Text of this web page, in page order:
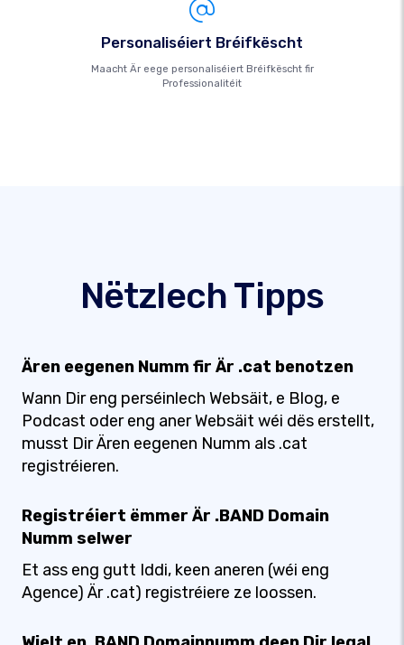
Personaliséiert Bréifkëscht
Maacht Är eege personaliséiert Bréifkëscht fir
Professionalitéit
Nëtzlech Tipps
Ären eegenen Numm fir Är .cat benotzen
Wann Dir eng perséinlech Websäit, e Blog, e
Podcast oder eng aner Websäit wéi dës erstellt,
musst Dir Ären eegenen Numm als .cat
registréieren.
Registréiert ëmmer Är .BAND Domain
Numm selwer
Et ass eng gutt Iddi, keen aneren (wéi eng
Agence) Är .cat) registréiere ze loossen.